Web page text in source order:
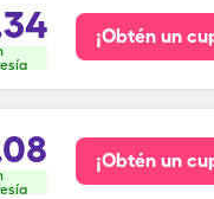
¡Obtén un
¡Obtén un